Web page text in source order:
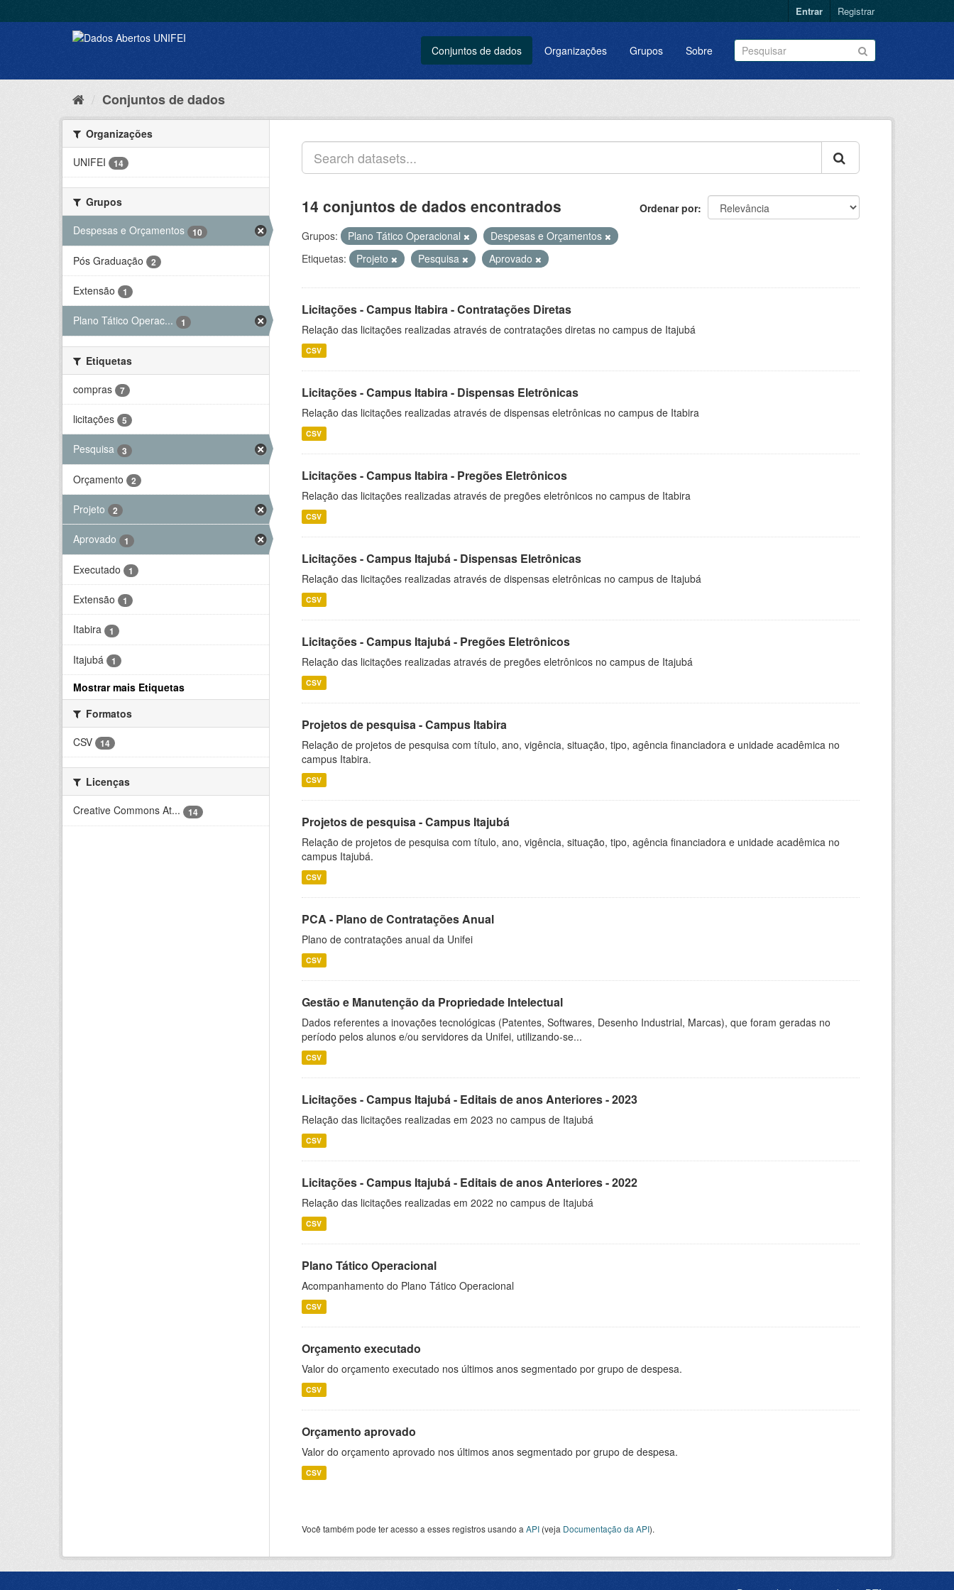
Entrar Registrar
Conjuntos de dados Organizações Grupos Sobre
Conjuntos de dados
Organizações
UNIFEI
14
Grupos
Despesas e Orçamentos
10
Pós Graduação 2
Extensão 1
Plano Tático Operac... 1
Etiquetas
compras
7
licitações 5
Pesquisa 3
Orçamento 2
Projeto 2
Aprovado 1
Executado 1
Extensão 1
Itabira 1
Itajubá 1
Mostrar mais Etiquetas
Formatos
CSV
14
Licenças
Creative Commons At...
14
Ordenar por
14 conjuntos de dados encontrados
Grupos: Plano Tático Operacional
Despesas e Orçamentos
Etiquetas:
Projeto Pesquisa Aprovado
Licitações - Campus Itabira - Contratações Diretas
Relação das licitações realizadas através de contratações diretas no campus de Itajubá
CSV
Licitações - Campus Itabira - Dispensas Eletrônicas
Relação das licitações realizadas através de dispensas eletrônicas no campus de Itabira
CSV
Licitações - Campus Itabira - Pregões Eletrônicos
Relação das licitações realizadas através de pregões eletrônicos no campus de Itabira
CSV
Licitações - Campus Itajubá - Dispensas Eletrônicas
Relação das licitações realizadas através de dispensas eletrônicas no campus de Itajubá
CSV
Licitações - Campus Itajubá - Pregões Eletrônicos
Relação das licitações realizadas através de pregões eletrônicos no campus de Itajubá
CSV
Projetos de pesquisa - Campus Itabira
Relação de projetos de pesquisa com título, ano, vigência, situação, tipo, agência financiadora e unidade acadêmica no
campus Itabira.
CSV
Projetos de pesquisa - Campus Itajubá
Relação de projetos de pesquisa com título, ano, vigência, situação, tipo, agência financiadora e unidade acadêmica no
campus Itajubá.
CSV
PCA - Plano de Contratações Anual
Plano de contratações anual da Unifei
CSV
Gestão e Manutenção da Propriedade Intelectual
Dados referentes a inovações tecnológicas (Patentes, Softwares, Desenho Industrial, Marcas), que foram geradas no
período pelos alunos e/ou servidores da Unifei, utilizando-se...
CSV
Licitações - Campus Itajubá - Editais de anos Anteriores - 2023
Relação das licitações realizadas em 2023 no campus de Itajubá
CSV
Licitações - Campus Itajubá - Editais de anos Anteriores - 2022
Relação das licitações realizadas em 2022 no campus de Itajubá
CSV
Plano Tático Operacional
Acompanhamento do Plano Tático Operacional
CSV
Orçamento executado
Valor do orçamento executado nos últimos anos segmentado por grupo de despesa.
CSV
Orçamento aprovado
Valor do orçamento aprovado nos últimos anos segmentado por grupo de despesa.
CSV
Você também pode ter acesso a esses registros usando a API (veja Documentação da API).